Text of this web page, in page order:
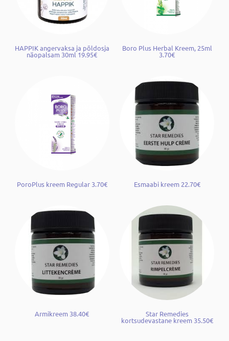
HAPPIK angervaksa ja põldosja
näopalsam 30ml 19.95€
Boro Plus Herbal Kreem, 25ml
3.70€
PoroPlus kreem Regular 3.70€ Esmaabi kreem 22.70€
Armikreem 38.40€ Star Remedies
kortsudevastane kreem 35.50€